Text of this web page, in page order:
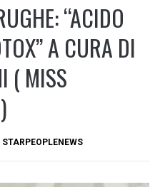
“ACIDO
A CURA DI
( MISS
STARPEOPLENEWS